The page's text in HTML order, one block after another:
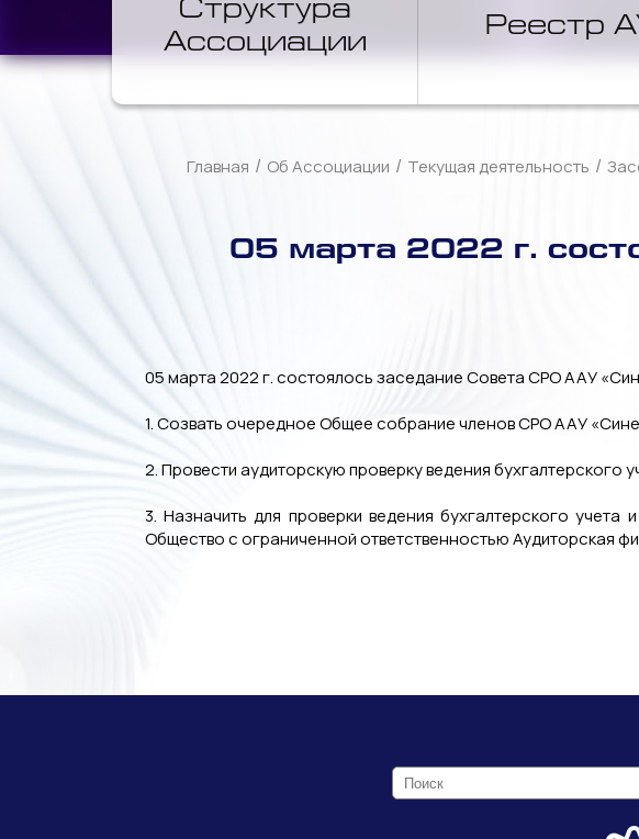
Структура
Ассоциации
Реестр
Главная / Об Ассоциации / Текущая деятельность /
05 марта 2022 г.
05 марта 2022 г. состоялось заседание Совета СРО ААУ
1. Созвать очередное Общее собрание членов СРО ААУ
2. Провести аудиторскую проверку ведения
3. Назначить для проверки ведения бухгалтерского
Общество с ограниченной ответственностью Аудиторская